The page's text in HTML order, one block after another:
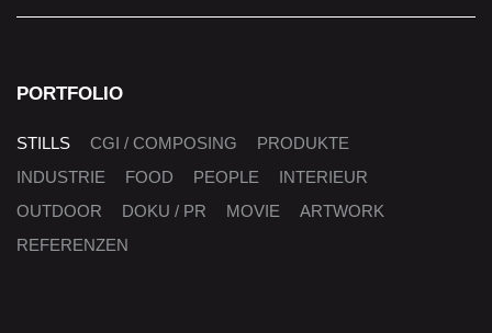
PORTFOLIO
überspringen
STILLS CGI / COMPOSING
PRODUKTE
INDUSTRIE
FOOD PEOPLE
INTERIEUR
OUTDOOR
DOKU / PR MOVIE
ARTWORK
REFERENZEN